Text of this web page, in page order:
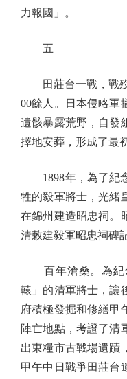
力報國」。
五
田莊台一戰，戰歿
00餘人。日本侵略軍
遺骸暴露荒野，自發
擇地安葬，形成了最
1898年，為了紀念
牲的毅軍將士，光緒
在錦州建造昭忠祠。
清敕建毅軍昭忠祠碑
百年滄桑。為紀
轅」的清軍將士，讓
府積極發掘和修繕甲
陣亡地點，考證了清
出東糧市古戰場遺蹟
甲午中日戰爭田莊台